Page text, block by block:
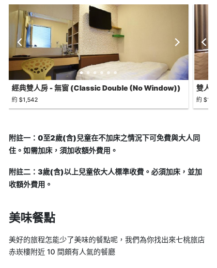
經典雙人房 - 無窗 (Classic Double (No Window))
約 $1,542
雙人
約
附註一：0至2歲(含)兒童在不加床之情況下可免費與大人同
住。如需加床，須加收額外費用。
附註二：3歲(含)以上兒童依大人標準收費。必須加床，並加
收額外費用。
美味餐點
美好的旅程怎能少了美味的餐點呢，我們為你找出來七桃旅店
赤崁樓附近 10 間頗有人氣的餐廳